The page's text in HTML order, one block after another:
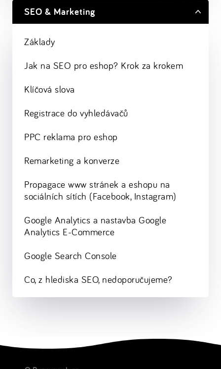
SEO & Marketing
Základy
Jak na SEO pro eshop? Krok za krokem
Klíčová slova
Registrace do vyhledávačů
PPC reklama pro eshop
Remarketing a konverze
Propagace www stránek a eshopu na
sociálních sítích (Facebook, Instagram)
Google Analytics a nastavba Google
Analytics E-Commerce
Google Search Console
Co, z hlediska SEO, nedoporučujeme?